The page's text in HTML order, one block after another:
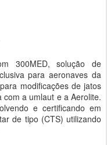
300MED, solução de
para aeronaves da
modificações de jatos
a umlaut e a Aerolite.
e certificando em
de tipo (CTS) utilizando